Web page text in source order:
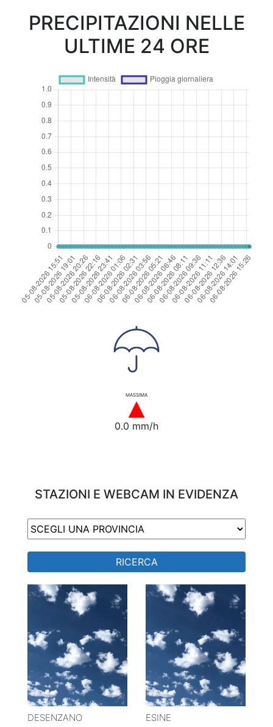
PRECIPITAZIONI NELLE
ULTIME 24 ORE
MASSIMA
0.0 mm/h
STAZIONI E WEBCAM IN EVIDENZA
RICERCA
DESENZANO ESINE